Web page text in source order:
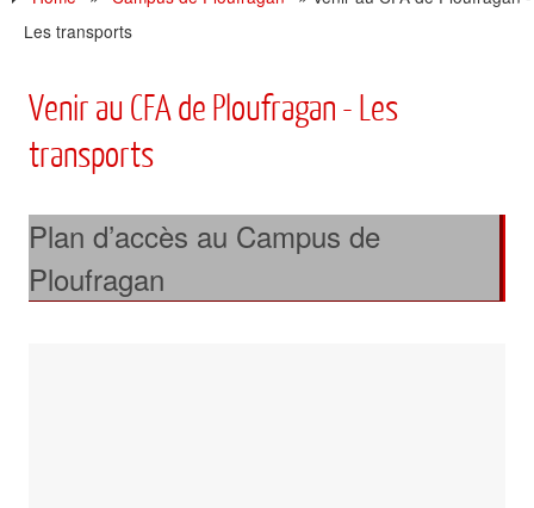
Les transports
Venir au CFA de Ploufragan - Les
transports
Plan d’accès au Campus de
Ploufragan